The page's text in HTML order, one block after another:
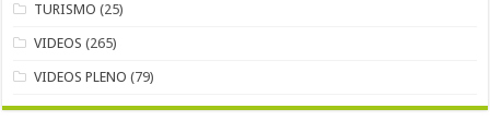
TURISMO (25)
VIDEOS (265)
VIDEOS PLENO (79)